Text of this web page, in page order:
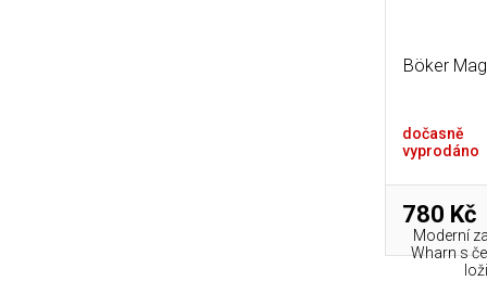
Böker
dočasně
vyprodáno
780 Kč
Moderní
Wharn s